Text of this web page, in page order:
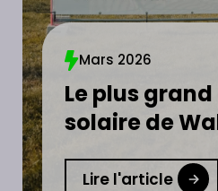
Mars 2026
Le plus
solaire de
Lire l'article